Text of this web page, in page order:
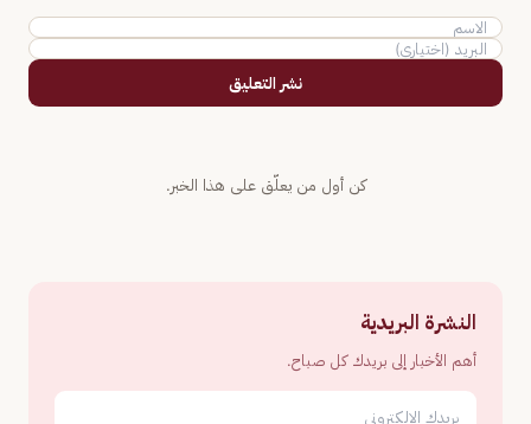
نشر التعليق
كن أول من يعلّق على هذا الخبر.
النشرة البريدية
أهم الأخبار إلى بريدك كل صباح.